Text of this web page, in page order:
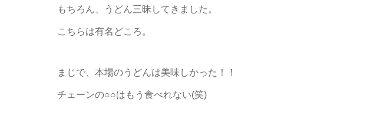
もちろん、うどん三昧してきました。
こちらは有名どころ。
まじで、本場のうどんは美味しかった！！
チェーンの○○はもう食べれない(笑)